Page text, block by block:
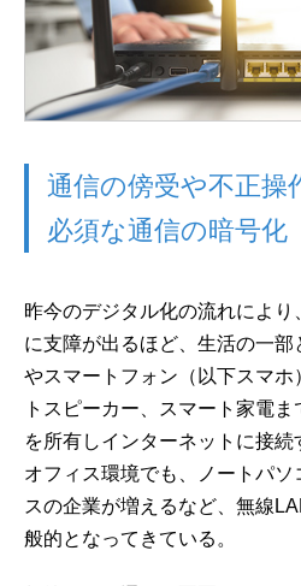
通信の傍受や不正操
必須な通信の暗号化
昨今のデジタル化の流れによ
に支障が出るほど、生活の一
やスマートフォン（以下スマ
トスピーカー、スマート家電
を所有しインターネットに接続
オフィス環境でも、ノートパ
スの企業が増えるなど、無線
般的となってきている。